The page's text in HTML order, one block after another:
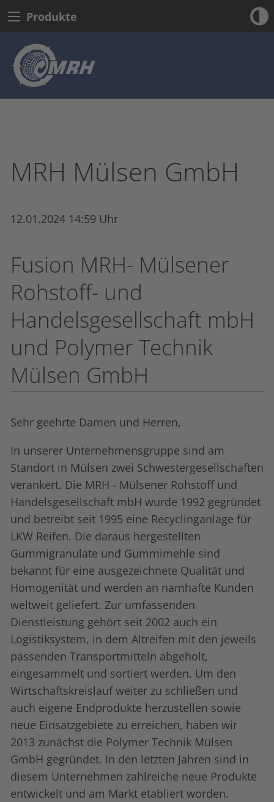
Produkte
MRH Mülsen GmbH
12.01.2024 14:59 Uhr
Fusion MRH- Mülsener
Rohstoff- und
Handelsgesellschaft mbH
und Polymer Technik
Mülsen GmbH
Sehr geehrte Damen und Herren,
In unserer Unternehmensgruppe sind am
Standort in Mülsen zwei Schwestergesellschaften
verankert. Die MRH - Mülsener Rohstoff und
Handelsgesellschaft mbH wurde 1992 gegründet
und betreibt seit 1995 eine Recyclinganlage für
LKW Reifen. Die daraus hergestellten
Gummigranulate und Gummimehle sind
bekannt für eine ausgezeichnete Qualität und
Homogenität und werden an namhafte Kunden
weltweit geliefert. Zur umfassenden
Dienstleistung gehört seit 2002 auch ein
Logistiksystem, in dem Altreifen mit den jeweils
passenden Transportmitteln abgeholt,
eingesammelt und sortiert werden. Um den
Wirtschaftskreislauf weiter zu schließen und
auch eigene Endprodukte herzustellen sowie
neue Einsatzgebiete zu erreichen, haben wir
2013 zunächst die Polymer Technik Mülsen
GmbH gegründet. In den letzten Jahren sind in
diesem Unternehmen zahlreiche neue Produkte
entwickelt und am Markt etabliert worden.